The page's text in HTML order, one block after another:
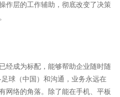
作层的工作辅助，彻底改变了决策
成为标配，能够帮助企业随时随
球（中国）和沟通，业务永远在
网络的角落。除了能在手机、平板